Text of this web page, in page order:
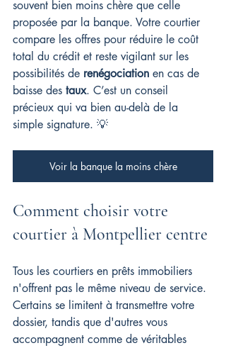
souvent bien moins chère que celle
proposée par la banque. Votre courtier
compare les offres pour réduire le coût
total du crédit et reste vigilant sur les
possibilités de renégociation en cas de
baisse des taux. C’est un conseil
précieux qui va bien au-delà de la
simple signature. 💡
Voir la banque la moins chère
Comment choisir votre
courtier à Montpellier centre
Tous les courtiers en prêts immobiliers
n'offrent pas le même niveau de service.
Certains se limitent à transmettre votre
dossier, tandis que d'autres vous
accompagnent comme de véritables